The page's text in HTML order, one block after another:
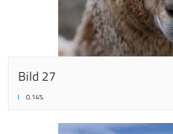
Bild 27
0.14%